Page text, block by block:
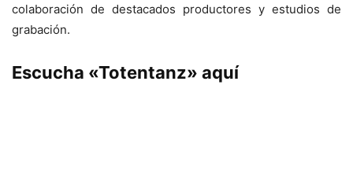
colaboración de destacados productores y estudios de
grabación.
Escucha «Totentanz» aquí